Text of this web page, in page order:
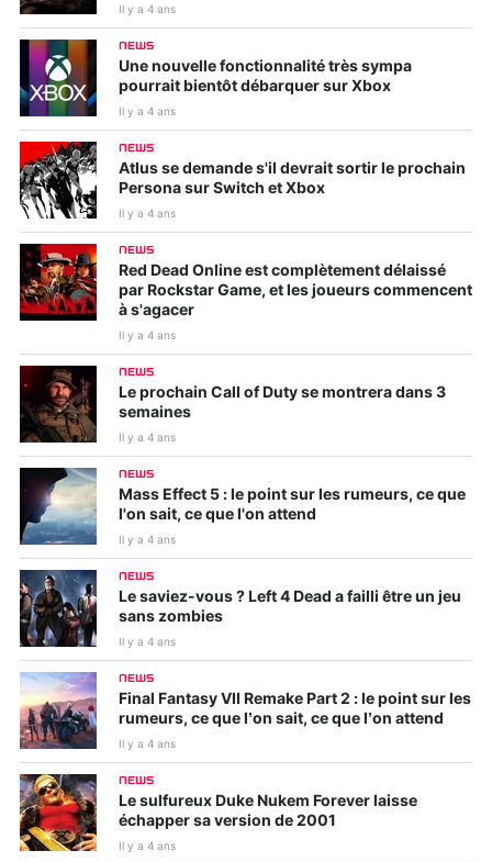
Il y a 4 ans
NEWS
Une nouvelle fonctionnalité très sympa
pourrait bientôt débarquer sur Xbox
Il y a 4 ans
NEWS
Atlus se demande s'il devrait sortir le prochain
Persona sur Switch et Xbox
Il y a 4 ans
NEWS
Red Dead Online est complètement délaissé
par Rockstar Game, et les joueurs commencent
à s'agacer
Il y a 4 ans
NEWS
Le prochain Call of Duty se montrera dans 3
semaines
Il y a 4 ans
NEWS
Mass Effect 5 : le point sur les rumeurs, ce que
l'on sait, ce que l'on attend
Il y a 4 ans
NEWS
Le saviez-vous ? Left 4 Dead a failli être un jeu
sans zombies
Il y a 4 ans
NEWS
Final Fantasy VII Remake Part 2 : le point sur les
rumeurs, ce que l’on sait, ce que l’on attend
Il y a 4 ans
NEWS
Le sulfureux Duke Nukem Forever laisse
échapper sa version de 2001
Il y a 4 ans